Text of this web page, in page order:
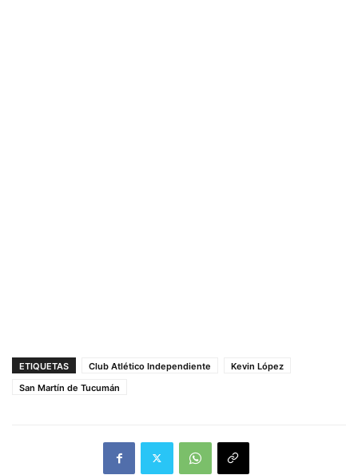
ETIQUETAS Club Atlético Independiente
Kevin López
San Martín de Tucumán